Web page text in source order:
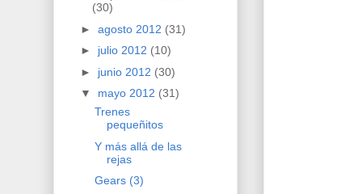
(30)
► agosto 2012 (31)
► julio 2012 (10)
► junio 2012 (30)
▼ mayo 2012 (31)
Trenes
pequeñitos
Y más allá de las
rejas
Gears (3)